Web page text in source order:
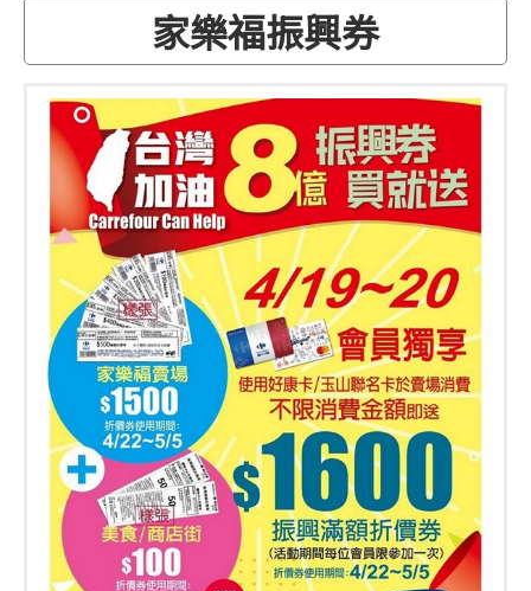
家樂福振興券